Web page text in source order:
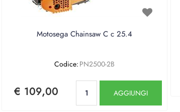
Motosega Chainsaw C c 25.4
Codice: PN2500-2B
€ 109,00 AGGIUNGI